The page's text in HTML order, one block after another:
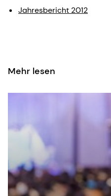
Jahresbericht 2012
Mehr lesen